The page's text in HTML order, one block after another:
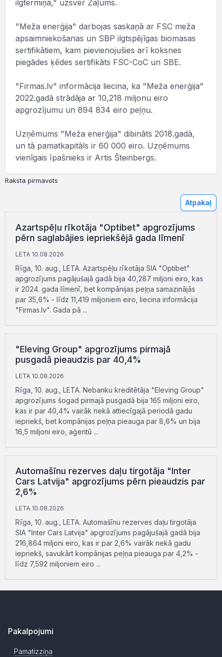
ilgtermiņā," uzsver Zaļums.
"Meža enerģija" darbojas saskaņā ar FSC meža
apsaimniekošanas un SBP ilgtspējīgas biomasas
sertifikātiem, kam pievienojušies arī koksnes
piegādes ķēdes sertifikāts FSC-CoC un SBE.
"Firmas.lv" informācija liecina, ka "Meža enerģija"
2022.gadā strādāja ar 10,218 miljonu eiro
apgrozījumu un 894 834 eiro peļņu.
Uzņēmums "Meža enerģija" dibināts 2018.gadā,
un tā pamatkapitāls ir 60 000 eiro. Uzņēmums
vienīgais īpašnieks ir Artis Šteinbergs.
Raksta pirmavots
Atpakaļ
Azartspēļu rīkotāja "Optibet" apgrozījums
pērn saglabājies iepriekšējā gada līmenī
LETA 10.08.2026
Rīga, 10. aug., LETA. Azartspēļu rīkotāja SIA "Optibet"
apgrozījums pagājušajā gadā bija 40,287 miljoni eiro, kas
ir 2024. gada līmenī, bet kompānijas peļņa samazinājās
par 35,6% - līdz 11,419 miljoniem eiro, liecina informācija
"Firmas.lv". Gada pā ...
"Eleving Group" apgrozījums pirmajā
pusgadā pieaudzis par 40,4%
LETA 10.08.2026
Rīga, 10. aug., LETA. Nebanku kreditētāja "Eleving Group"
apgrozījums šogad pirmajā pusgadā bija 165 miljoni eiro,
kas ir par 40,4% vairāk nekā attiecīgajā periodā gadu
iepriekš, bet kompānijas peļņa pieauga par 8,6% un bija
16,5 miljoni eiro, aģentū ...
Automašīnu rezerves daļu tirgotāja "Inter
Cars Latvija" apgrozījums pērn pieaudzis par
2,6%
LETA 10.08.2026
Rīga, 10. aug., LETA. Automašīnu rezerves daļu tirgotāja
SIA "Inter Cars Latvija" apgrozījums pagājušajā gadā bija
216,864 miljoni eiro, kas ir par 2,6% vairāk nekā gadu
iepriekš, savukārt kompānijas peļņa pieauga par 4,2% -
līdz 7,592 miljoniem eiro ...
Pakalpojumi
Pamatizziņa